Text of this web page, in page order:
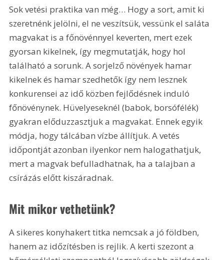
Sok vetési praktika van még… Hogy a sort, amit ki
szeretnénk jelölni, el ne veszítsük, vessünk el saláta
magvakat is a főnövénnyel keverten, mert ezek
gyorsan kikelnek, így megmutatják, hogy hol
található a sorunk. A sorjelző növények hamar
kikelnek és hamar szedhetők így nem lesznek
konkurensei az idő közben fejlődésnek induló
főnövénynek. Hüvelyeseknél (babok, borsófélék)
gyakran előduzzasztjuk a magvakat. Ennek egyik
módja, hogy tálcában vízbe állítjuk. A vetés
időpontját azonban ilyenkor nem halogathatjuk,
mert a magvak befulladhatnak, ha a talajban a
csírázás előtt kiszáradnak.
Mit mikor vethetünk?
A sikeres konyhakert titka nemcsak a jó földben,
hanem az időzítésben is rejlik. A kerti szezont a